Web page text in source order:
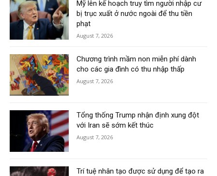
Mỹ lên kế hoạch truy tìm người nhập cư
bị trục xuất ở nước ngoài để thu tiền
phạt
August 7, 2026
Chương trình mầm non miễn phí dành
cho các gia đình có thu nhập thấp
August 7, 2026
Tổng thống Trump nhận định xung đột
với Iran sẽ sớm kết thúc
August 7, 2026
Trí tuệ nhân tạo được sử dụng để tạo ra